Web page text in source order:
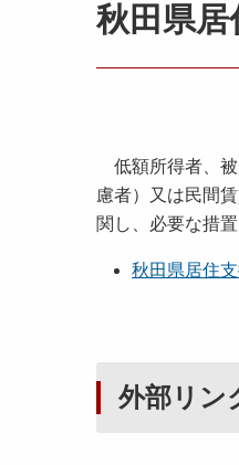
秋田県居
低額所得者、被
慮者）又は民間
関し、必要な措
秋田県居住
外部リン